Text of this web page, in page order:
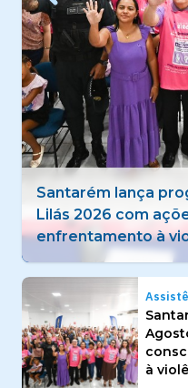
Santarém lança
Lilás 2026 com
enfrentamento à
à